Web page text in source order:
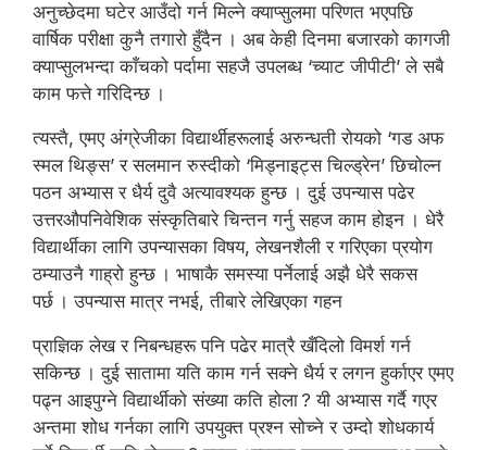
अनुच्छेदमा घटेर आउँदो गर्न मिल्ने क्याप्सुलमा परिणत भएपछि
वार्षिक परीक्षा कुनै तगारो हुँदैन । अब केही दिनमा बजारको कागजी
क्याप्सुलभन्दा काँचको पर्दामा सहजै उपलब्ध ‘च्याट जीपीटी’ ले सबै
काम फत्ते गरिदिन्छ ।
त्यस्तै, एमए अंग्रेजीका विद्यार्थीहरूलाई अरुन्धती रोयको ‘गड अफ
स्मल थिङ्स’ र सलमान रुस्दीको ‘मिड्नाइट्स चिल्ड्रेन’ छिचोल्न
पठन अभ्यास र धैर्य दुवै अत्यावश्यक हुन्छ । दुई उपन्यास पढेर
उत्तरऔपनिवेशिक संस्कृतिबारे चिन्तन गर्नु सहज काम होइन । धेरै
विद्यार्थीका लागि उपन्यासका विषय, लेखनशैली र गरिएका प्रयोग
ठम्याउनै गाह्रो हुन्छ । भाषाकै समस्या पर्नेलाई अझै धेरै सकस
पर्छ । उपन्यास मात्र नभई, तीबारे लेखिएका गहन
प्राज्ञिक लेख र निबन्धहरू पनि पढेर मात्रै खँदिलो विमर्श गर्न
सकिन्छ । दुई सातामा यति काम गर्न सक्ने धैर्य र लगन हुर्काएर एमए
पढ्न आइपुग्ने विद्यार्थीको संख्या कति होला ? यी अभ्यास गर्दै गएर
अन्तमा शोध गर्नका लागि उपयुक्त प्रश्न सोच्ने र उम्दो शोधकार्य